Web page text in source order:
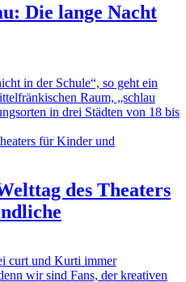
Die lange Nacht
in der Schule“, so geht ein
Raum, „schlau
in drei Städten von 18 bis
des Theaters
curt und Kurti immer
wir sind Fans, der kreativen